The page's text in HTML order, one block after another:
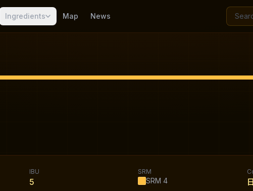
Ingredients Map News
IBU
5
SRM
SRM 4